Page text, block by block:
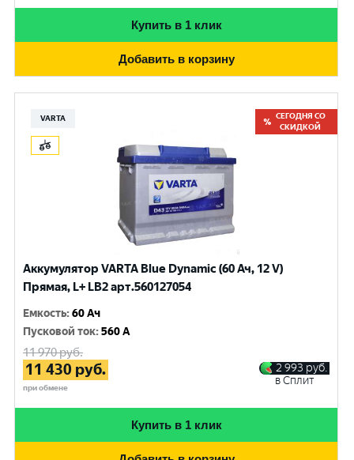
Купить в 1 клик
Добавить в корзину
VARTA
СЕГОДНЯ СО
СКИДКОЙ
Аккумулятор VARTA Blue Dynamic (60 Ач, 12 V)
Прямая, L+ LB2 арт.560127054
Емкость:60 Ач
Пусковой ток:560 A
11 970руб.
11 430 руб.
при обмене
2 993 руб.
в Сплит
Купить в 1 клик